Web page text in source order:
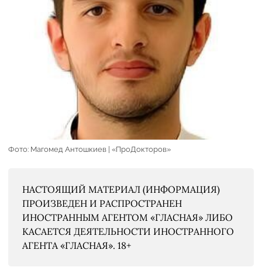
Фото: Магомед Антошкиев | «ПроДокторов»
НАСТОЯЩИЙ МАТЕРИАЛ (ИНФОРМАЦИЯ)
ПРОИЗВЕДЕН И РАСПРОСТРАНЕН
ИНОСТРАННЫМ АГЕНТОМ «ГЛАСНАЯ» ЛИБО
КАСАЕТСЯ ДЕЯТЕЛЬНОСТИ ИНОСТРАННОГО
АГЕНТА «ГЛАСНАЯ». 18+